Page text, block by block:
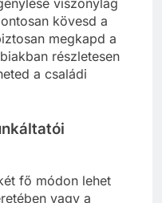
viszonylag
kövesd a
megkapd a
részletesen
a családi
fő módon lehet
vagy a